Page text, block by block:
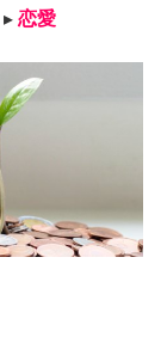
▸ 恋愛